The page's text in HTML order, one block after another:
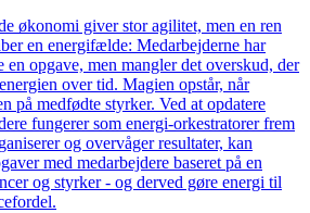
økonomi giver stor agilitet, men en ren
en energifælde: Medarbejderne har
en opgave, men mangler det overskud, der
over tid. Magien opstår, når
på medfødte styrker. Ved at opdatere
fungerer som energi-orkestratorer frem
og overvåger resultater, kan
med medarbejdere baseret på en
og styrker - og derved gøre energi til